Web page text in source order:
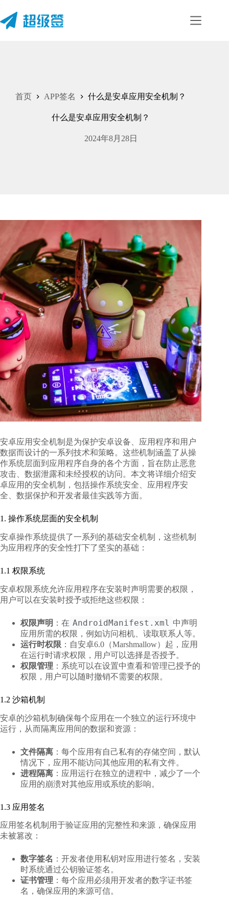
首页 APP签名 什么是安卓应用安全机制？
什么是安卓应用安全机制？
2024年8月28日
安卓应用安全机制 是为保护安卓设备、应用程序和用户
数据而设计的一系列技术和策略。这些机制涵盖了从操
作系统层面到应用程序自身的各个方面，旨在防止恶意
攻击、数据泄露和未经授权的访问。本文将详细介绍安
卓应用的安全机制，包括操作系统安全、应用程序安
全、数据保护和开发者最佳实践等方面。
1. 操作系统层面的安全机制
安卓操作系统提供了一系列的基础安全机制，这些机制
为应用程序的安全性打下了坚实的基础：
1.1 权限系统
安卓权限系统允许应用程序在安装时声明需要的权限，
用户可以在安装时授予或拒绝这些权限：
权限声明 ：在 AndroidManifest.xml 中声明
应用所需的权限，例如访问相机、读取联系人等。
运行时权限 ：自安卓6.0（Marshmallow）起，应用
在运行时请求权限，用户可以选择是否授予。
权限管理 ：系统可以在设置中查看和管理已授予的
权限，用户可以随时撤销不需要的权限。
1.2 沙箱机制
安卓的沙箱机制确保每个应用在一个独立的运行环境中
运行，从而隔离应用间的数据和资源：
文件隔离 ：每个应用有自己私有的存储空间，默认
情况下，应用不能访问其他应用的私有文件。
进程隔离 ：应用运行在独立的进程中，减少了一个
应用的崩溃对其他应用或系统的影响。
1.3 应用签名
应用签名机制用于验证应用的完整性和来源，确保应用
未被篡改：
数字签名 ：开发者使用私钥对应用进行签名，安装
时系统通过公钥验证签名。
证书管理 ：每个应用必须用开发者的数字证书签
名，确保应用的来源可信。